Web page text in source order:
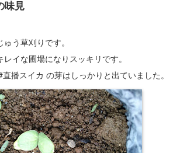
味見
う草刈りです。
レイな圃場になりスッキリです。
播スイカ の芽はしっかりと出ていました。